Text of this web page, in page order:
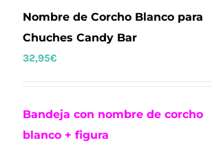
Nombre de Corcho Blanco para
Chuches Candy Bar
32,95€
Bandeja con nombre de corcho
blanco + figura